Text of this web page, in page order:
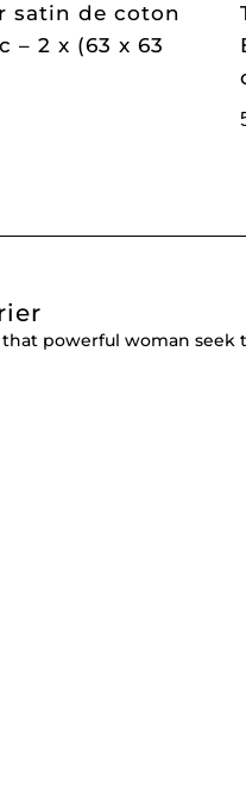
satin de coton
– 2 x (63 x 63
powerful woman